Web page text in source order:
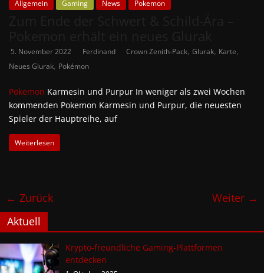
Allgemein Gaming News Pokemon
5. November 2022 Ferdinand Crown Zenith-Pack, Glurak, Karte,
Neues Glurak, Pokémon
Pokemon Karmesin und Purpur In weniger als zwei Wochen
kommenden Pokemon Karmesin und Purpur, die neuesten
Spieler der Hauptreihe, auf
Weiterlesen
← Zurück
Weiter →
Aktuell
Krypto-freundliche Gaming-Plattformen
entdecken